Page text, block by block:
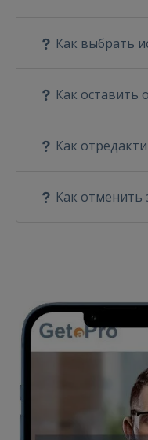
Как выбрать
Как оставить
Как
Как отменить